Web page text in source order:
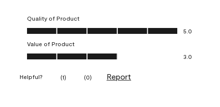
Quality of Product
Quality of Product, 5.0 out of 5
5.0
Value of Product
Value of Product, 3.0 out of 5
3.0
Helpful? (1) (0) Report